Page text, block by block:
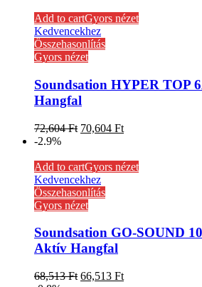
Add to cartGyors nézet
Kedvencekhez
Összehasonlítás
Gyors nézet
Soundsation HYPER TOP
Hangfal
72,604Ft 70,604 Ft
-2.9%
Add to cartGyors nézet
Kedvencekhez
Összehasonlítás
Gyors nézet
Soundsation GO-SOUND
Aktív Hangfal
68,513Ft 66,513 Ft